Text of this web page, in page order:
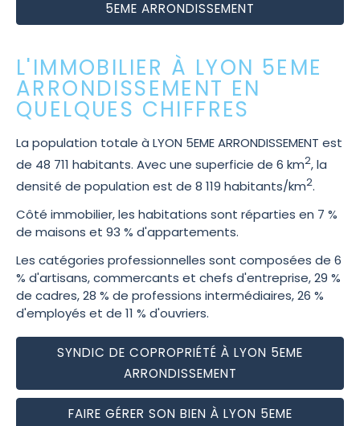
5EME ARRONDISSEMENT
L'IMMOBILIER À LYON 5EME
ARRONDISSEMENT EN
QUELQUES CHIFFRES
La population totale à LYON 5EME ARRONDISSEMENT est
de 48 711 habitants. Avec une superficie de 6 km2, la
densité de population est de 8 119 habitants/km2.
Côté immobilier, les habitations sont réparties en 7 %
de maisons et 93 % d'appartements.
Les catégories professionnelles sont composées de 6
% d'artisans, commercants et chefs d'entreprise, 29 %
de cadres, 28 % de professions intermédiaires, 26 %
d'employés et de 11 % d'ouvriers.
SYNDIC DE COPROPRIÉTÉ À LYON 5EME
ARRONDISSEMENT
FAIRE GÉRER SON BIEN À LYON 5EME